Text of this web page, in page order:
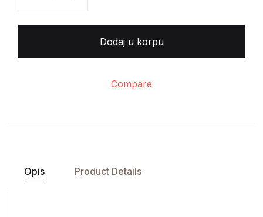
Dodaj u korpu
Compare
Opis Product Details